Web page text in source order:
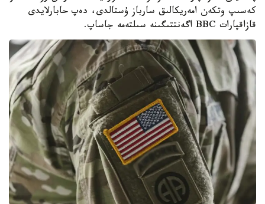
كەسىپ وتكەن امەريكالىق سارباز ۇستالدى، دەپ حابارلايدى
قازاقپارات BBC اگەنتتىگىنە سىلتەمە جاساپ.